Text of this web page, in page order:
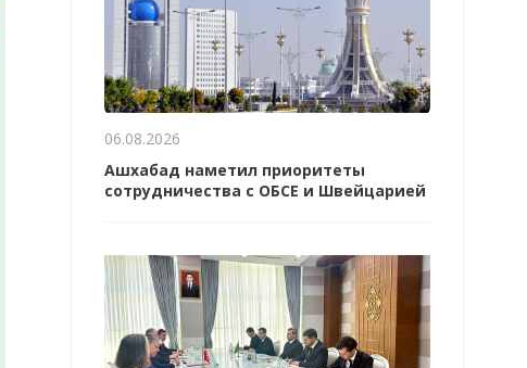
06.08.2026
Ашхабад наметил приоритеты
сотрудничества с ОБСЕ и Швейцарией